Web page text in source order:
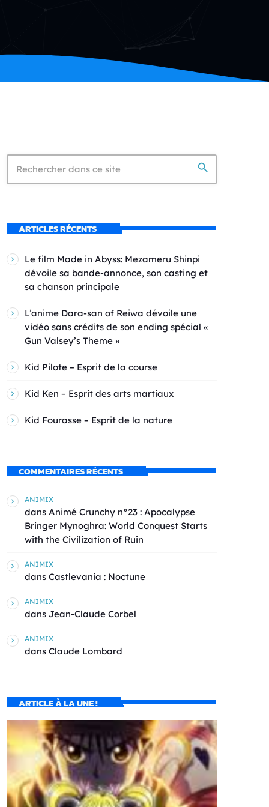
search
ARTICLES RÉCENTS
Le film Made in Abyss: Mezameru Shinpi
dévoile sa bande-annonce, son casting et
sa chanson principale
L’anime Dara-san of Reiwa dévoile une
vidéo sans crédits de son ending spécial «
Gun Valsey’s Theme »
Kid Pilote – Esprit de la course
Kid Ken – Esprit des arts martiaux
Kid Fourasse – Esprit de la nature
COMMENTAIRES RÉCENTS
ANIMIX
dans Animé Crunchy n°23 : Apocalypse
Bringer Mynoghra: World Conquest Starts
with the Civilization of Ruin
ANIMIX
dans Castlevania : Noctune
ANIMIX
dans Jean-Claude Corbel
ANIMIX
dans Claude Lombard
ARTICLE À LA UNE !